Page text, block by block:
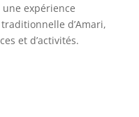
expérience
d’Amari,
et d’activités.